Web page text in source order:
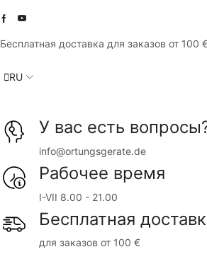
Бесплатная доставка для заказов от 100
RU
У вас есть
info@ortungsgerate.de
Рабочее время
I-VII 8.00 - 21.00
Бесплатная
для заказов от 100 €